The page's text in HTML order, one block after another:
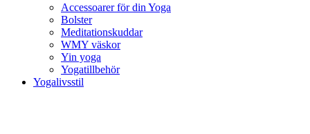
Accessoarer för din Yoga
Bolster
Meditationskuddar
WMY väskor
Yin yoga
Yogatillbehör
Yogalivsstil